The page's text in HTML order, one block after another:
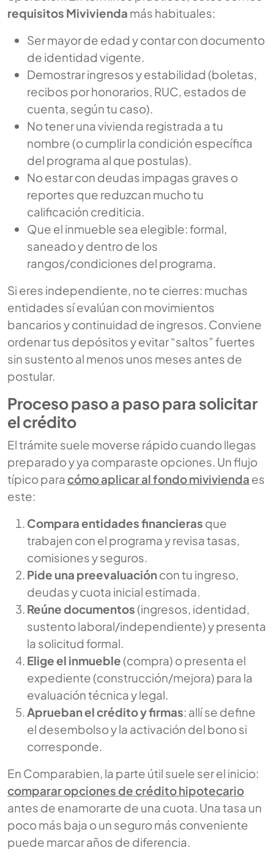
requisitos Mivivienda más habituales:
Ser mayor de edad y contar con documento
de identidad vigente.
Demostrar ingresos y estabilidad (boletas,
recibos por honorarios, RUC, estados de
cuenta, según tu caso).
No tener una vivienda registrada a tu
nombre (o cumplir la condición específica
del programa al que postulas).
No estar con deudas impagas graves o
reportes que reduzcan mucho tu
calificación crediticia.
Que el inmueble sea elegible: formal,
saneado y dentro de los
rangos/condiciones del programa.
Si eres independiente, no te cierres: muchas
entidades sí evalúan con movimientos
bancarios y continuidad de ingresos. Conviene
ordenar tus depósitos y evitar “saltos” fuertes
sin sustento al menos unos meses antes de
postular.
Proceso paso a paso para solicitar
el crédito
El trámite suele moverse rápido cuando llegas
preparado y ya comparaste opciones. Un flujo
típico para cómo aplicar al fondo mivivienda es
este:
Compara entidades financieras que
trabajen con el programa y revisa tasas,
comisiones y seguros.
Pide una preevaluacióncon tu ingreso,
deudas y cuota inicial estimada.
Reúne documentos (ingresos, identidad,
sustento laboral/independiente) y presenta
la solicitud formal.
Elige el inmueble (compra) o presenta el
expediente (construcción/mejora) para la
evaluación técnica y legal.
Aprueban el crédito y firmas: allí se define
el desembolso y la activación del bono si
corresponde.
En Comparabien, la parte útil suele ser el inicio:
comparar opciones de crédito hipotecario
antes de enamorarte de una cuota. Una tasa un
poco más baja o un seguro más conveniente
puede marcar años de diferencia.